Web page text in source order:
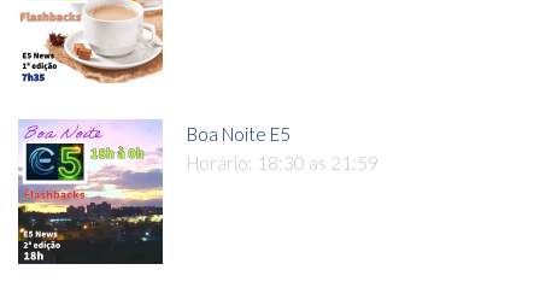
Boa Noite E5
Horário: 18:30 as 21:59